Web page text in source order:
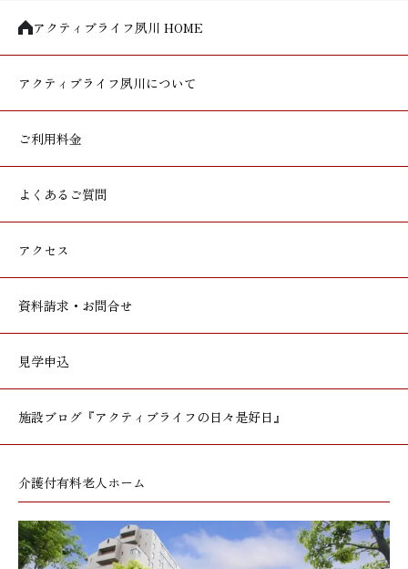
アクティブライフ夙川 HOME
アクティブライフ夙川について
ご利用料金
よくあるご質問
アクセス
資料請求・お問合せ
見学申込
施設ブログ 『アクティブライフの日々是好日』
介護付有料老人ホーム